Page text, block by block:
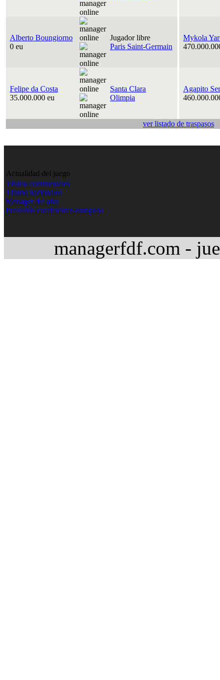
Alberto Boungiorno
0 eu
Jugador libre
Paris Saint-Germain
Mykola
Felipe da Costa
35.000.000 eu
Santa Clara
Olimpia
Agapito
ver listado de traspasos
Actualidad del juego
Títulos continentales
Títulos nacionales
Manager del año
Previsión coeficientes europeos
managerfdf.com -